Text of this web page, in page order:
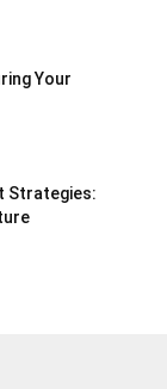
Your
Strategies: